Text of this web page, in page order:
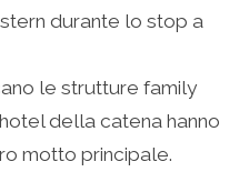
durante lo stop a
le strutture family
della catena hanno
motto principale.